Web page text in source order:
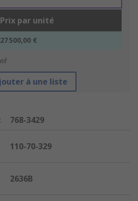
Prix par unité
27 500,00 €
à une liste
:
768-3429
110-70-329
2636B